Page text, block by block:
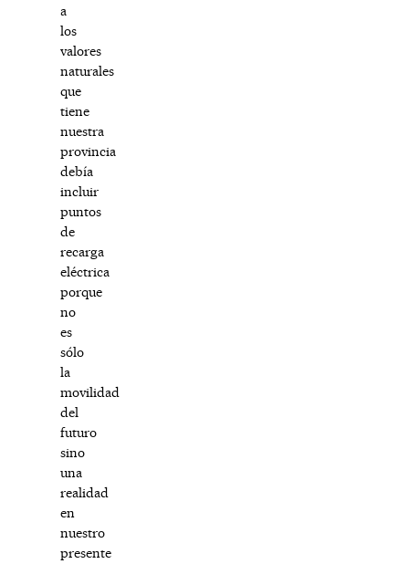
a
los
valores
naturales
que
tiene
nuestra
provincia
debía
incluir
puntos
de
recarga
eléctrica
porque
no
es
sólo
la
movilidad
del
futuro
sino
una
realidad
en
nuestro
presente